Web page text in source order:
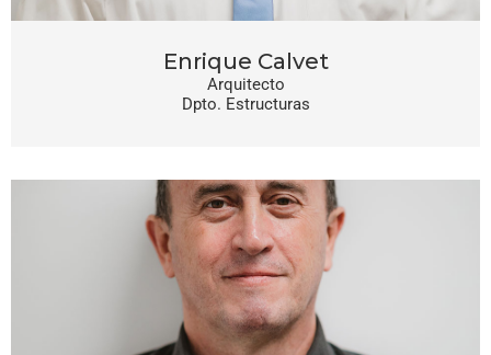
Enrique Calvet
Arquitecto
Dpto. Estructuras